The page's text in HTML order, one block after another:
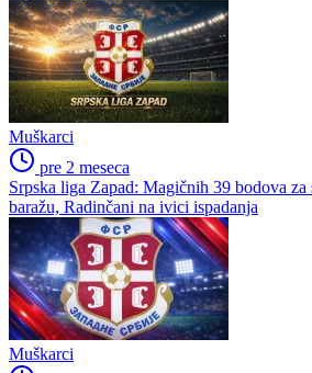
Muškarci
pre 2 meseca
Srpska liga Zapad: Magičnih 39 bodova za
baražu, Radinčani na ivici ispadanja
Muškarci